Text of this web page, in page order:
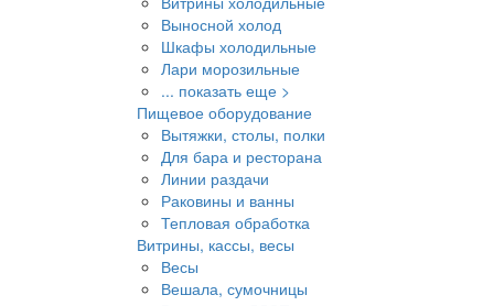
Выносной холод
Шкафы холодильные
Лари морозильные
... показать еще >
Пищевое оборудование
Вытяжки, столы, полки
Для бара и ресторана
Линии раздачи
Раковины и ванны
Тепловая обработка
Витрины, кассы, весы
Весы
Вешала, сумочницы